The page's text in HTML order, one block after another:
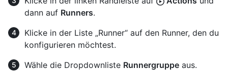
dann auf Runners.
Klicke in der Liste „Runner“ auf den Runner, den du
konfigurieren möchtest.
Wähle die Dropdownliste Runnergruppe aus.